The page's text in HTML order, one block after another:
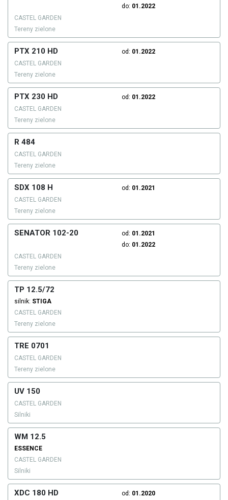
do: 01.2022
CASTEL GARDEN
Tereny zielone
PTX 210 HD od: 01.2022
CASTEL GARDEN
Tereny zielone
PTX 230 HD od: 01.2022
CASTEL GARDEN
Tereny zielone
R 484
CASTEL GARDEN
Tereny zielone
SDX 108 H od: 01.2021
CASTEL GARDEN
Tereny zielone
SENATOR 102-20 od: 01.2021
do: 01.2022
CASTEL GARDEN
Tereny zielone
TP 12.5/72
silnik: STIGA
CASTEL GARDEN
Tereny zielone
TRE 0701
CASTEL GARDEN
Tereny zielone
UV 150
CASTEL GARDEN
Silniki
WM 12.5
ESSENCE
CASTEL GARDEN
Silniki
XDC 180 HD od: 01.2020